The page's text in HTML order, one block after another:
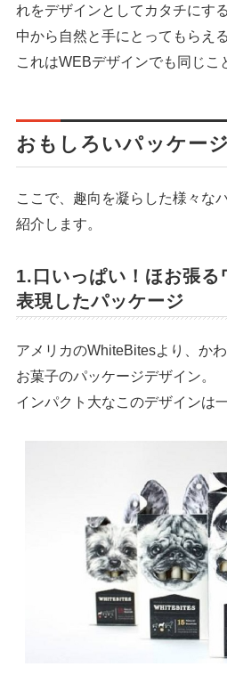
れをデザインとしてカタチにす
中から自然と手にとってもらえ
これはWEBデザインでも同じこ
おもしろいパッケー
ここで、趣向を凝らした様々な
紹介します。
1.口いっぱい！ほお張る
表現したパッケージ
アメリカのWhiteBitesより、か
お菓子のパッケージデザイン。
インパクト大なこのデザインは